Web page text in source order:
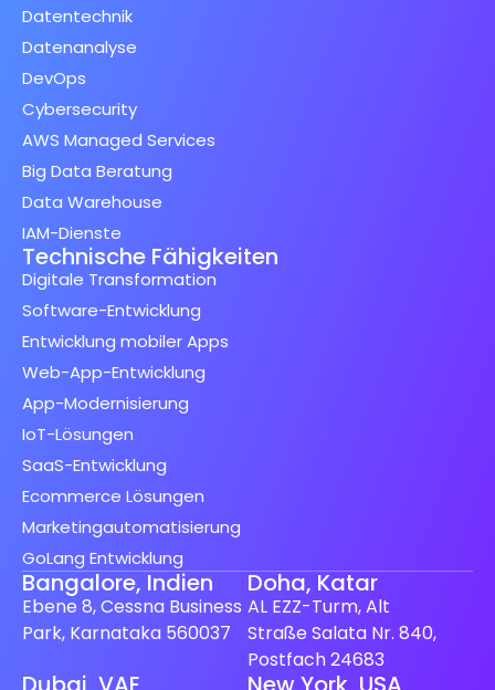
Datentechnik
Datenanalyse
DevOps
Cybersecurity
AWS Managed Services
Big Data Beratung
Data Warehouse
IAM-Dienste
Technische Fähigkeiten
Digitale Transformation
Software-Entwicklung
Entwicklung mobiler Apps
Web-App-Entwicklung
App-Modernisierung
IoT-Lösungen
SaaS-Entwicklung
Ecommerce Lösungen
Marketingautomatisierung
GoLang Entwicklung
Bangalore, Indien
Ebene 8, Cessna Business
Park, Karnataka 560037
Doha, Katar
AL EZZ-Turm, Alt
Straße Salata Nr. 840,
Postfach 24683
Spanish (Spain)